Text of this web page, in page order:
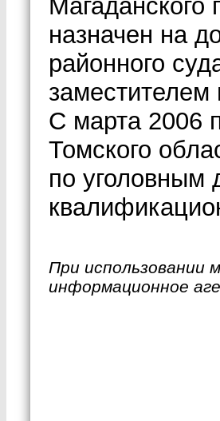
Магаданского
назначен на
районного
заместителем
С марта 2006
Томского
по уголовным
При использовании
информационное